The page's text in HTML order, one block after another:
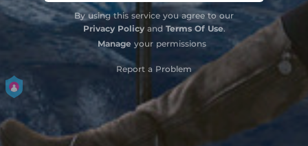
Ridder Dalebu 06:11
En Obstfelder-syklus, Op. 104: I. Kan speilet tale 02:04
En Obstfelder-syklus, Op. 104: II. Jeg ser
02:44
By using this service you agree to our
Privacy Policyand Terms Of Use.
Manage your permissions
Report a Problem